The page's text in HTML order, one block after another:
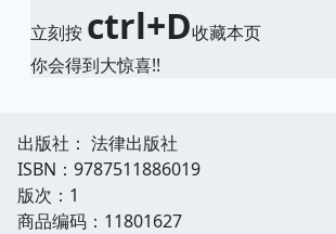
立刻按 ctrl+D收藏本页
你会得到大惊喜!!
出版社： 法律出版社
ISBN：9787511886019
版次：1
商品编码：11801627